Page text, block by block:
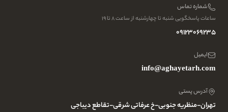
شماره تماس
ساعات پاسخگویی شنبه تا چهارشنبه از ساعت ۸ تا ۱۹
09123069235
ایمیل
info@aghayetarh.com
آدرس پستی
تهران-منظریه جنوبی-خ عرفاتی شرقی-تقاطع دیباجی